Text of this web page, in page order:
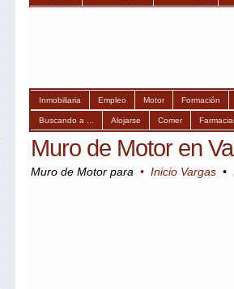
Inmobiliaria Empleo Motor Formación
Buscando a ... Alojarse Comer
Muro de Motor en
Muro de Motor para • Inicio Vargas •